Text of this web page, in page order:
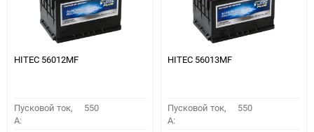
HITEC 56012MF
Пусковой ток,
A:
550
HITEC 56013MF
Пусковой ток,
A:
550